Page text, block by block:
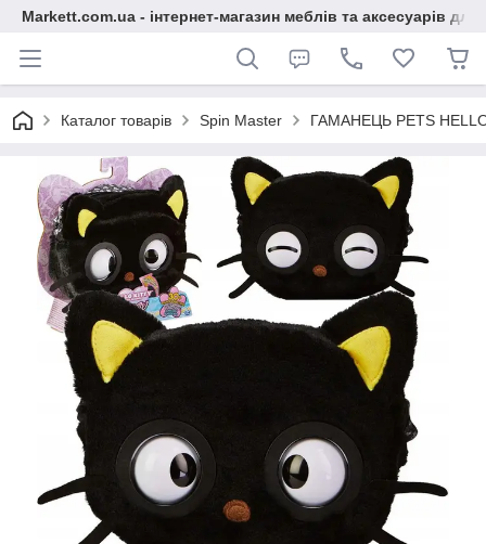
Markett.com.ua - інтернет-магазин меблів та аксесуарів для
Каталог товарів Spin Master ГАМАНЕЦЬ PETS